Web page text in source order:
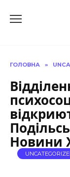
до
ГОЛОВНА »
Новини